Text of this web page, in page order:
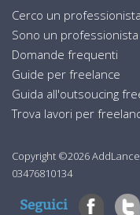
Cerco un professionista
Sono un professionista
Domande frequenti
Guide per freelance
Guida all'outsoucing
Trova lavori per
Copyright ©2026
03476810134
Seguici